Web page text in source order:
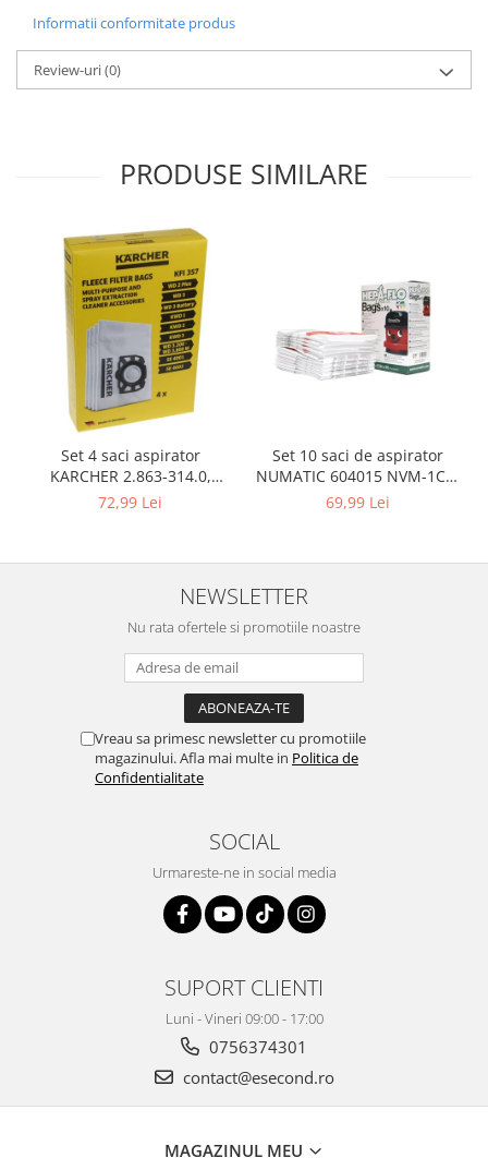
Informatii conformitate produs
Review-uri(0)
PRODUSE SIMILARE
Set 4 saci aspirator
KARCHER 2.863-314.0,
compatibil cu WD, KWD, SE
72,99 Lei
Set 10 saci de aspirator
NUMATIC 604015 NVM-1CH,
9L
69,99 Lei
NEWSLETTER
Nu rata ofertele si promotiile noastre
Vreau sa primesc newsletter cu promotiile
magazinului. Afla mai multe in Politica de
Confidentialitate
SOCIAL
Urmareste-ne in social media
SUPORT CLIENTI
Luni - Vineri 09:00 - 17:00
0756374301
contact@esecond.ro
MAGAZINUL MEU